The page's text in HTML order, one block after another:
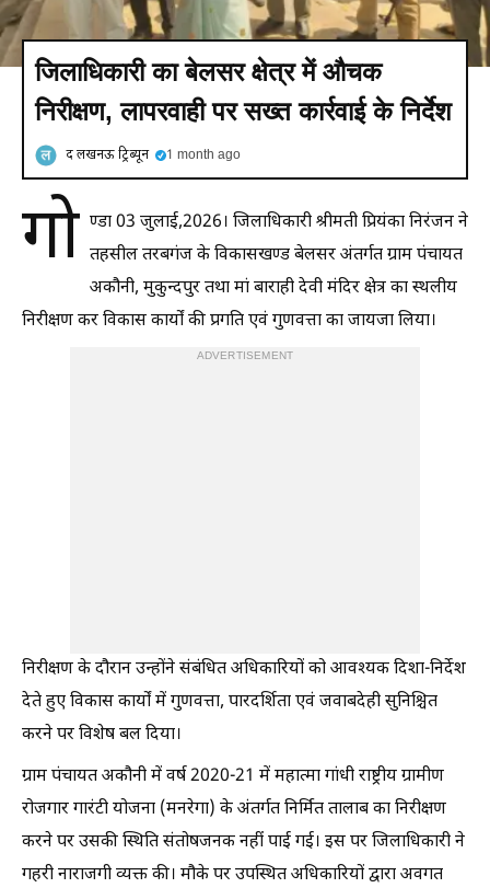
जिलाधिकारी का बेलसर क्षेत्र में औचक
निरीक्षण, लापरवाही पर सख्त कार्रवाई के निर्देश
द लखनऊ ट्रिब्यून 1 month ago
गो ण्डा 03 जुलाई,2026। जिलाधिकारी श्रीमती प्रियंका निरंजन ने
तहसील तरबगंज के विकासखण्ड बेलसर अंतर्गत ग्राम पंचायत
अकौनी, मुकुन्दपुर तथा मां बाराही देवी मंदिर क्षेत्र का स्थलीय
निरीक्षण कर विकास कार्यों की प्रगति एवं गुणवत्ता का जायजा लिया।
ADVERTISEMENT
निरीक्षण के दौरान उन्होंने संबंधित अधिकारियों को आवश्यक दिशा-निर्देश
देते हुए विकास कार्यों में गुणवत्ता, पारदर्शिता एवं जवाबदेही सुनिश्चित
करने पर विशेष बल दिया।
ग्राम पंचायत अकौनी में वर्ष 2020-21 में महात्मा गांधी राष्ट्रीय ग्रामीण
रोजगार गारंटी योजना (मनरेगा) के अंतर्गत निर्मित तालाब का निरीक्षण
करने पर उसकी स्थिति संतोषजनक नहीं पाई गई। इस पर जिलाधिकारी ने
गहरी नाराजगी व्यक्त की। मौके पर उपस्थित अधिकारियों द्वारा अवगत